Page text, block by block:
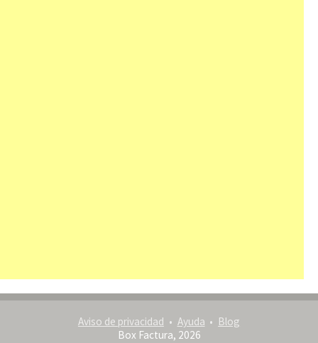
Aviso de privacidad Ayuda
Blog
Box Factura, 2026